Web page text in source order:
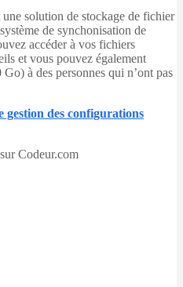
solution de stockage de fichier
de synchonisation de
accéder à vos fichiers
et vous pouvez également
à des personnes qui n’ont pas
gestion des configurations
Codeur.com